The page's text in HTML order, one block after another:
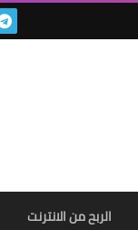
الربح من الانترنت